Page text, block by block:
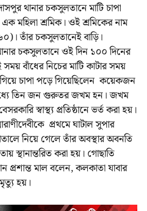
থানার চকসুলতানে মাটি চাপা
মহিলা শ্রমিক। ওই শ্রমিকের নাম
তাঁর চকসুলতানেই বাড়ি।
চকসুলতানে ওই দিন ১০০ দিনের
বাঁধের নিচের মাটি কাটার সময়
চাপা পড়ে গিয়েছিলেন কয়েকজন
তিন জন গুরুতর জখম হন। জখম
স্বাস্থ্য প্রতিষ্ঠানে ভর্ত করা হয়।
প্রথমে ঘাটাল সুপার
নিয়ে গেলে তাঁর অবস্থার অবনতি
স্থানান্তরিত করা হয়। গোছাতি
প্রশান্ত মাল বলেন, কলকাতা যাবার
হয়।